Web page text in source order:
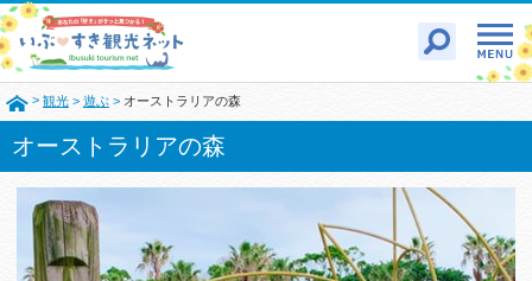
> 観光 > 遊ぶ > オーストラリアの森
オーストラリアの森